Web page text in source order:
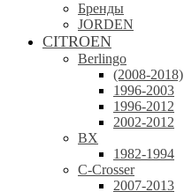
Бренды
JORDEN
CITROEN
Berlingo
(2008-2018)
1996-2003
1996-2012
2002-2012
BX
1982-1994
C-Crosser
2007-2013